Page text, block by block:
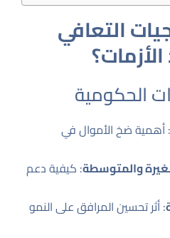
التعافي
: أهمية ضخ الأموال في
والمتوسطة: كيفية دعم
: أثر تحسين المرافق على النمو